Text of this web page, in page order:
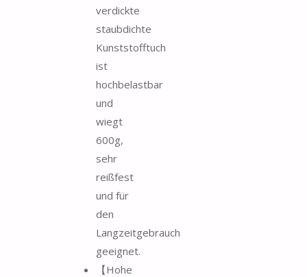
verdickte
staubdichte
Kunststofftuch
ist
hochbelastbar
und
wiegt
600g,
sehr
reißfest
und für
den
Langzeitgebrauch
geeignet.
【Hohe